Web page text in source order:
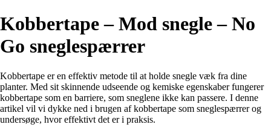
Kobbertape – Mod snegle – No
Go sneglespærrer
Kobbertape er en effektiv metode til at holde snegle væk fra dine
planter. Med sit skinnende udseende og kemiske egenskaber fungerer
kobbertape som en barriere, som sneglene ikke kan passere. I denne
artikel vil vi dykke ned i brugen af kobbertape som sneglespærrer og
undersøge, hvor effektivt det er i praksis.